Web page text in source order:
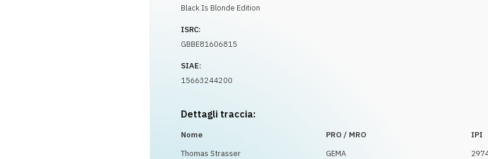
Black Is Blonde Edition
ISRC:
GBBE81606815
SIAE:
15663244200
Dettagli traccia:
Nome PRO / MRO IPI
Thomas Strasser
GEMA